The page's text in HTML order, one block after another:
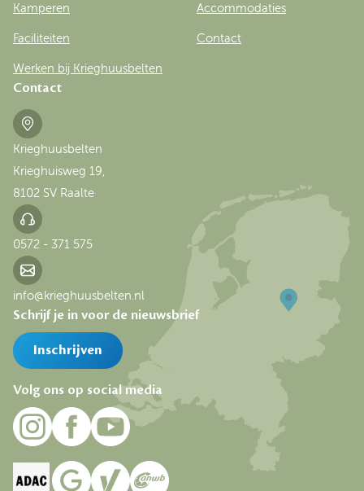
Schrijf je in voor de nieuwsbrief
Inschrijven
Volg ons op social media
Contact
Krieghuusbelten
Krieghuisweg 19,
8102 SV Raalte
0572 - 371 575
info@krieghuusbelten.nl
Kamperen Accommodaties
Faciliteiten Contact
Werken bij Krieghuusbelten